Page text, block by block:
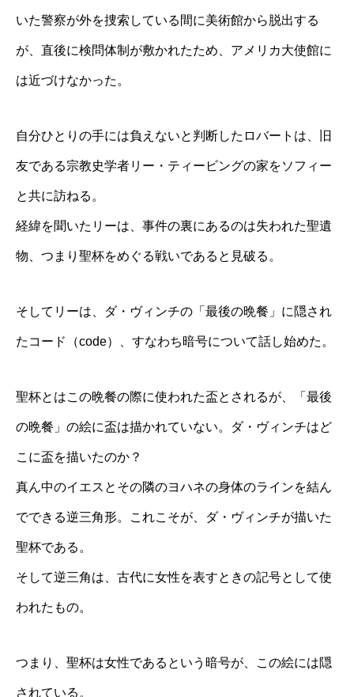
いた警察が外を捜索している間に美術館から脱出する
が、直後に検問体制が敷かれたため、アメリカ大使館に
は近づけなかった。
自分ひとりの手には負えないと判断したロバートは、旧
友である宗教史学者リー・ティービングの家をソフィー
と共に訪ねる。
経緯を聞いたリーは、事件の裏にあるのは失われた聖遺
物、つまり聖杯をめぐる戦いであると見破る。
そしてリーは、ダ・ヴィンチの「最後の晩餐」に隠され
たコード（code）、すなわち暗号について話し始めた。
聖杯とはこの晩餐の際に使われた盃とされるが、「最後
の晩餐」の絵に盃は描かれていない。ダ・ヴィンチはど
こに盃を描いたのか？
真ん中のイエスとその隣のヨハネの身体のラインを結ん
でできる逆三角形。これこそが、ダ・ヴィンチが描いた
聖杯である。
そして逆三角は、古代に女性を表すときの記号として使
われたもの。
つまり、聖杯は女性であるという暗号が、この絵には隠
されている。